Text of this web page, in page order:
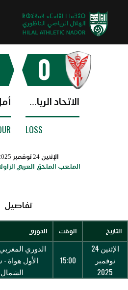
0
الاتحاد الرياضي البيضاوي
LOSS
الإثنين 24 نوفمبر 2025 | 15:00
الملعب الملحق العربي
تفاصيل
التاريخ الوقت الدوري
الإثنين 24
نوفمبر
2025
15:00
الدوري
الأول هواة
الشمال